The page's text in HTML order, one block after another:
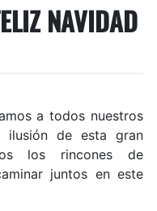
NAVIDAD
a todos nuestros
ilusión de esta gran
los rincones de
juntos en este